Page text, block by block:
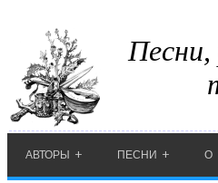
Песни,
АВТОРЫ ПЕСНИ О